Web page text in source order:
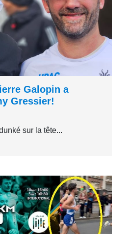
Galopin a
Gressier!
sur la tête...